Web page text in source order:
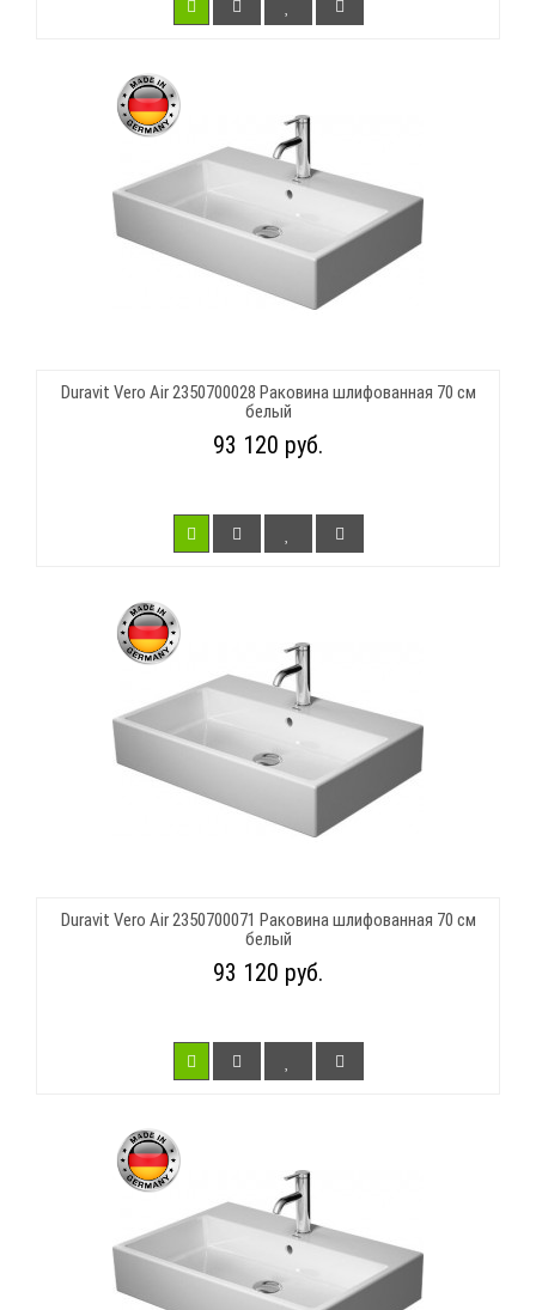
Duravit Vero Air 2350700028 Раковина шлифованная 70 см
белый
93 120 руб.
Duravit Vero Air 2350700071 Раковина шлифованная 70 см
белый
93 120 руб.